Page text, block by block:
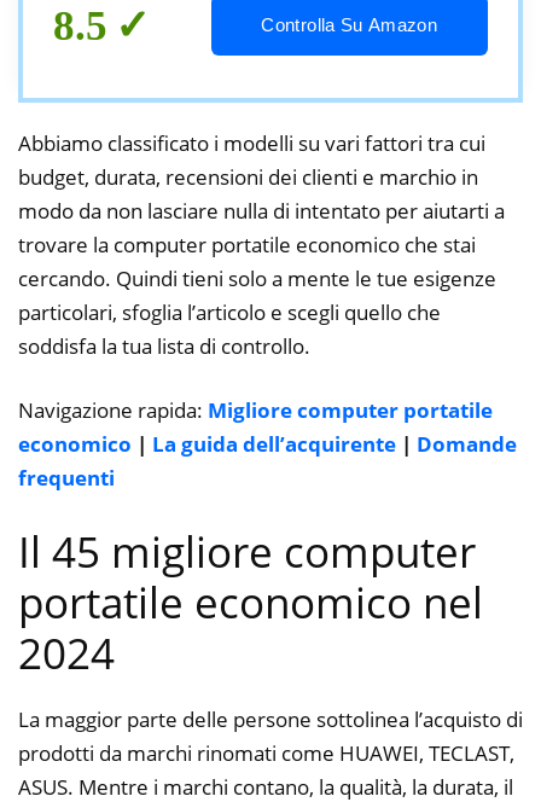
8.5 Controlla Su Amazon
Abbiamo classificato i modelli su vari fattori tra cui
budget, durata, recensioni dei clienti e marchio in
modo da non lasciare nulla di intentato per aiutarti a
trovare la computer portatile economico che stai
cercando. Quindi tieni solo a mente le tue esigenze
particolari, sfoglia l’articolo e scegli quello che
soddisfa la tua lista di controllo.
Navigazione rapida: Migliore computer portatile
economico | La guida dell’acquirente | Domande
frequenti
Il 45 migliore computer
portatile economico nel
2024
La maggior parte delle persone sottolinea l’acquisto di
prodotti da marchi rinomati come HUAWEI, TECLAST,
ASUS. Mentre i marchi contano, la qualità, la durata, il